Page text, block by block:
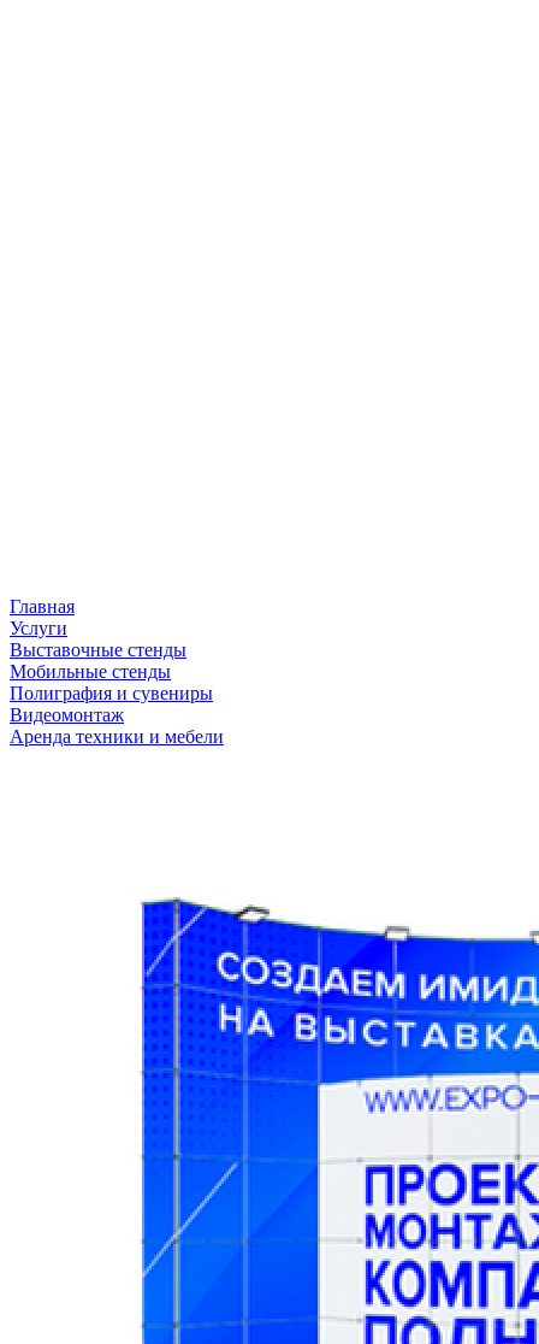
Главная
Услуги
Выставочные стенды
Мобильные стенды
Полиграфия и сувениры
Видеомонтаж
Аренда техники и мебели